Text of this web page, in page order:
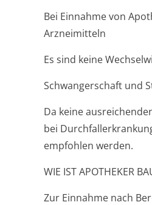
Bei Einnahme von
Arzneimitteln
Es sind keine
Schwangerschaft und
Da keine
bei
empfohlen werden.
WIE IST APOTHEKER
Zur Einnahme nach